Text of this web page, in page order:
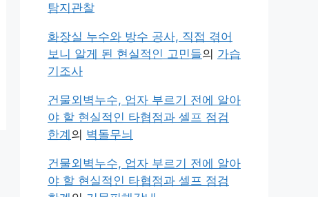
탐지관찰
화장실 누수와 방수 공사, 직접 겪어
보니 알게 된 현실적인 고민들의 가습
기조사
건물외벽누수, 업자 부르기 전에 알아
야 할 현실적인 타협점과 셀프 점검
한계 의 벽돌무늬
건물외벽누수, 업자 부르기 전에 알아
야 할 현실적인 타협점과 셀프 점검